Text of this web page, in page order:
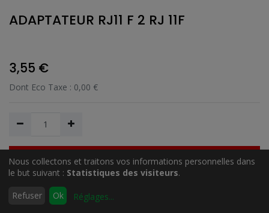
Rechercher
ADAPTATEUR RJ11 F 2 RJ 11F
3,55 €
Dont Eco Taxe : 0,00 €
Ajouter au Panier
Ajouter à la liste de souhait
Nous collectons et traitons vos informations personnelles dans
le but suivant : Statistiques des visiteurs.
Refuser Ok Réglages...